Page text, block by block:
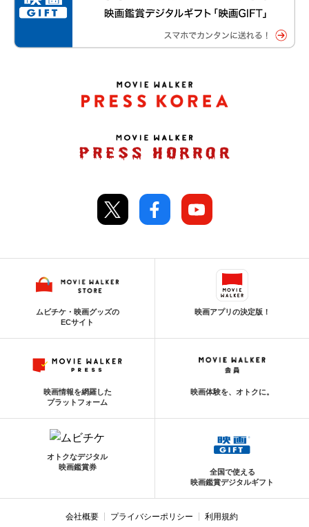
ムビチケ・映画グッズの
ECサイト
映画アプリの決定版！
映画情報を網羅した
プラットフォーム
映画体験を、オトクに。
オトクなデジタル
映画鑑賞券
全国で使える
映画鑑賞デジタルギフト
会社概要 プライバシーポリシー 利用規約